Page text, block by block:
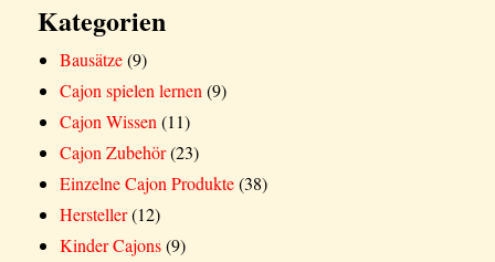
Kategorien
Bausätze(9)
Cajon spielen lernen(9)
Cajon Wissen(11)
Cajon Zubehör(23)
Einzelne Cajon Produkte(38)
Hersteller(12)
Kinder Cajons(9)